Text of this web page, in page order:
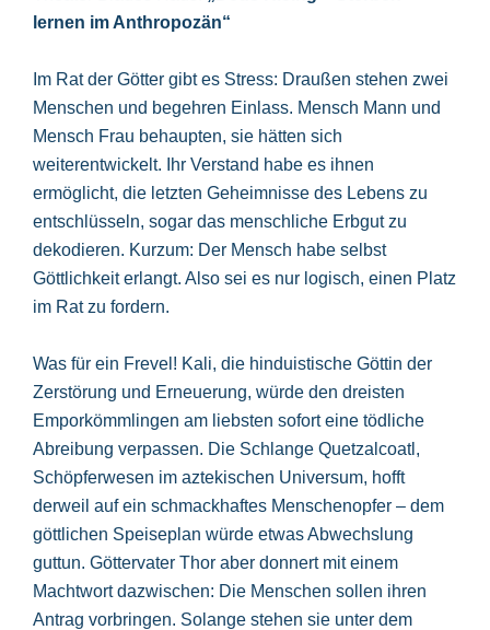
lernen im Anthropozän“
Im Rat der Götter gibt es Stress: Draußen stehen zwei
Menschen und begehren Einlass. Mensch Mann und
Mensch Frau behaupten, sie hätten sich
weiterentwickelt. Ihr Verstand habe es ihnen
ermöglicht, die letzten Geheimnisse des Lebens zu
entschlüsseln, sogar das menschliche Erbgut zu
dekodieren. Kurzum: Der Mensch habe selbst
Göttlichkeit erlangt. Also sei es nur logisch, einen Platz
im Rat zu fordern.
Was für ein Frevel! Kali, die hinduistische Göttin der
Zerstörung und Erneuerung, würde den dreisten
Emporkömmlingen am liebsten sofort eine tödliche
Abreibung verpassen. Die Schlange Quetzalcoatl,
Schöpferwesen im aztekischen Universum, hofft
derweil auf ein schmackhaftes Menschenopfer – dem
göttlichen Speiseplan würde etwas Abwechslung
guttun. Göttervater Thor aber donnert mit einem
Machtwort dazwischen: Die Menschen sollen ihren
Antrag vorbringen. Solange stehen sie unter dem